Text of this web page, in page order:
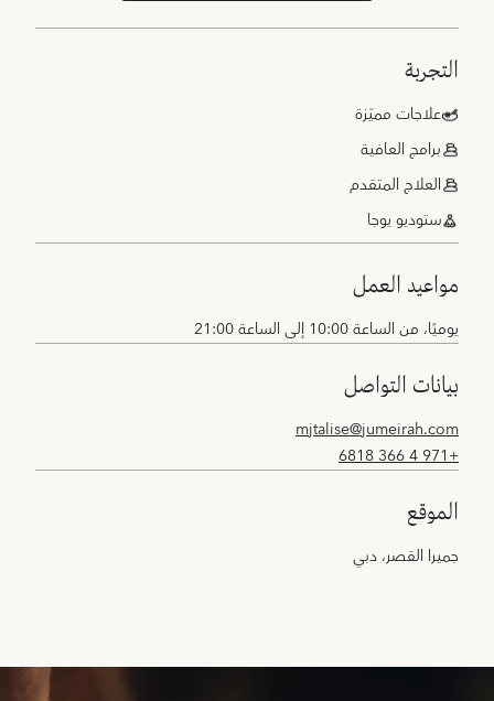
التجربة
علاجات مميّزة
برامج العافية
العلاج المتقدم
ستوديو يوجا
مواعيد العمل
يوميًا، من الساعة 10:00 إلى الساعة 21:00
بيانات التواصل
mjtalise@jumeirah.com
+971 4 366 6818
الموقع
جميرا القصر، دبي